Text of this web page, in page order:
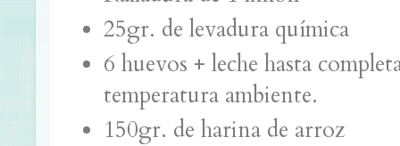
25gr. de levadura química
6 huevos + leche hasta
temperatura ambiente.
150gr. de harina de arroz